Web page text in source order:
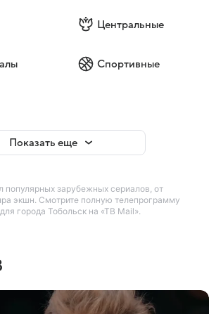
Центральные
Спортивные
Показать еще
популярных зарубежных сериалов, от
экшн. Смотрите полную телепрограмму
города Тобольск на «ТВ Mail».